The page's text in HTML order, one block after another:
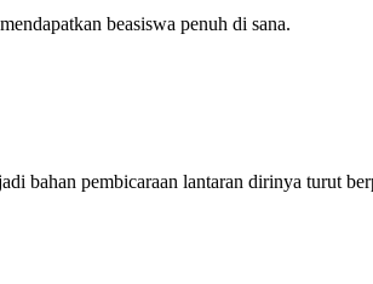
beasiswa penuh di sana.
bahan pembicaraan lantaran dirinya turut